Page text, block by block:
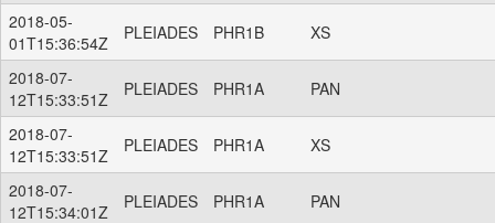
2018-05-
01T15:36:54Z
PLEIADES PHR1B XS
2018-07-
12T15:33:51Z
PLEIADES PHR1A PAN
2018-07-
12T15:33:51Z
PLEIADES PHR1A XS
2018-07-
12T15:34:01Z
PLEIADES PHR1A PAN